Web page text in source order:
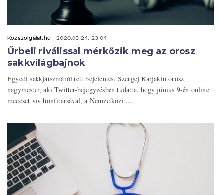
Közszolgálat.hu 2020.05.24. 23:04
Űrbeli riválissal mérkőzik meg az orosz
sakkvilágbajnok
Egyedi sakkjátszmáról tett bejelentést Szergej Karjakin orosz
nagymester, aki Twitter-bejegyzésben tudatta, hogy június 9-én online
meccset vív honfitársával, a Nemzetközi ...